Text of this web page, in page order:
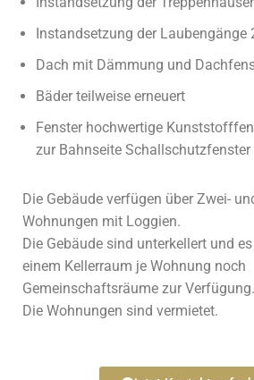
Instandsetzung der Laubengänge
Dach mit Dämmung und
Bäder teilweise erneuert
Fenster hochwertige
zur Bahnseite Schallschutzfenster
Die Gebäude verfügen über Zwei-
Wohnungen mit Loggien.
Die Gebäude sind unterkellert und
einem Kellerraum je Wohnung noch
Gemeinschaftsräume zur Verfügung.
Die Wohnungen sind vermietet.